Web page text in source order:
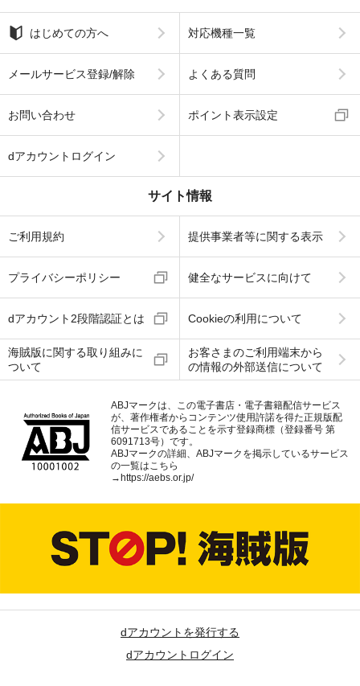
はじめての方へ 対応機種一覧
メールサービス登録/解除 よくある質問
お問い合わせ ポイント表示設定
dアカウントログイン
サイト情報
ご利用規約 提供事業者等に関する表示
プライバシーポリシー 健全なサービスに向けて
dアカウント2段階認証とは Cookieの利用について
海賊版に関する取り組みに
ついて
お客さまのご利用端末から
の情報の外部送信について
ABJマークは、この電子書店・電子書籍配信サービス
が、著作権者からコンテンツ使用許諾を得た正規版配
信サービスであることを示す登録商標（登録番号 第
6091713号）です。
ABJマークの詳細、ABJマークを掲示しているサービス
の一覧はこちら
→ https://aebs.or.jp/
dアカウントを発行する
dアカウントログイン